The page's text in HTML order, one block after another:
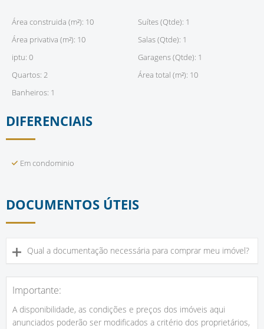
Área construida (m²): 10
Área privativa (m²): 10
iptu: 0
Quartos: 2
Banheiros: 1
Suítes (Qtde): 1
Salas (Qtde): 1
Garagens (Qtde): 1
Área total (m²): 10
DIFERENCIAIS
Em condominio
DOCUMENTOS ÚTEIS
Qual a documentação necessária para comprar meu imóvel?
Importante:
A disponibilidade, as condições e preços dos imóveis aqui
anunciados poderão ser modificados a critério dos proprietários,